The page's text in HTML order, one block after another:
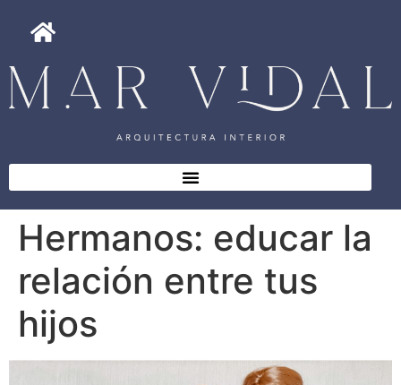
Hermanos: educar la
relación entre tus
hijos